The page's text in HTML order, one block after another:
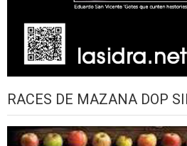
RACES DE MAZANA DOP